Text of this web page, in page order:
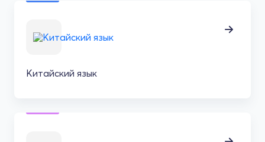
Китайский язык